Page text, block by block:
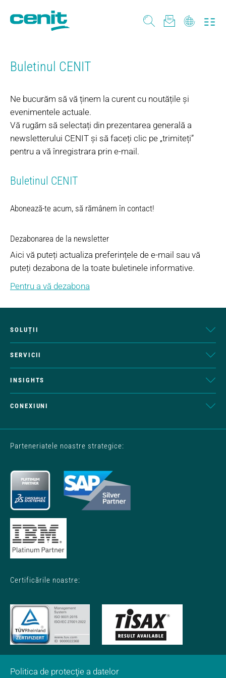
Buletinul CENIT
Ne bucurăm să vă ținem la curent cu noutățile și
evenimentele actuale.
Vă rugăm să selectați din prezentarea generală a
newsletterului CENIT și să faceți clic pe „trimiteți”
pentru a vă înregistrara prin e-mail.
Buletinul CENIT
Abonează-te acum, să rămânem în contact!
Dezabonarea de la newsletter
Aici vă puteți actualiza preferințele de e-mail sau vă
puteți dezabona de la toate buletinele informative.
Pentru a vă dezabona
SOLUȚII
SERVICII
INSIGHTS
CONEXIUNI
Parteneriatele noastre strategice:
Certificările noastre:
Politica de protecţie a datelor